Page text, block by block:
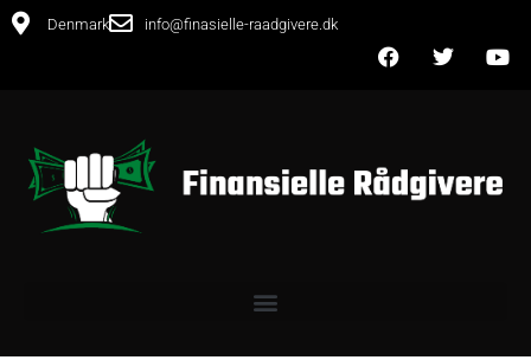
Denmark info@finasielle-raadgivere.dk